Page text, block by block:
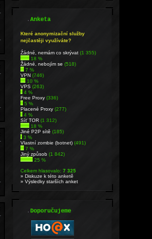
.Anketa
Které anonymizační služby
nejčastěji využíváte?
Źádné, nemám co skrývat(1 355)
18 %
Žádné, nebojím se(518)
7 %
VPN(746)
10 %
VPS(263)
4 %
Free Proxy(336)
5 %
Placené Proxy(277)
4 %
Síť TOR(1 312)
18 %
Jiné P2P sítě(185)
3 %
Vlastní zombie (botnet)(491)
7 %
Jiný způsob(1 842)
25 %
Celkem hlasovalo:7 325
» Diskuze k této anketě
» Výsledky starších anket
.Doporučujeme